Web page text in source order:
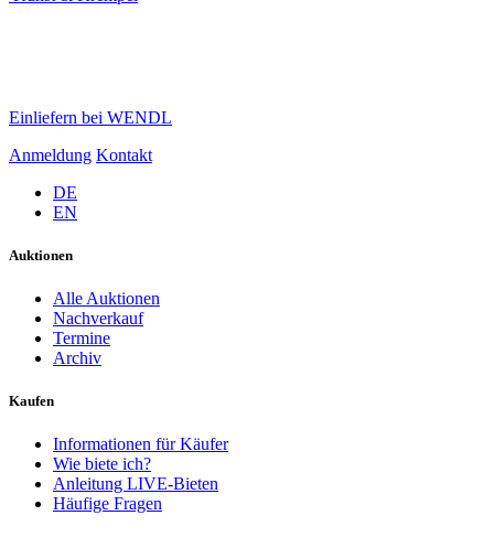
Einliefern bei WENDL
Anmeldung Kontakt
DE
EN
Auktionen
Alle Auktionen
Nachverkauf
Termine
Archiv
Kaufen
Informationen für Käufer
Wie biete ich?
Anleitung LIVE-Bieten
Häufige Fragen